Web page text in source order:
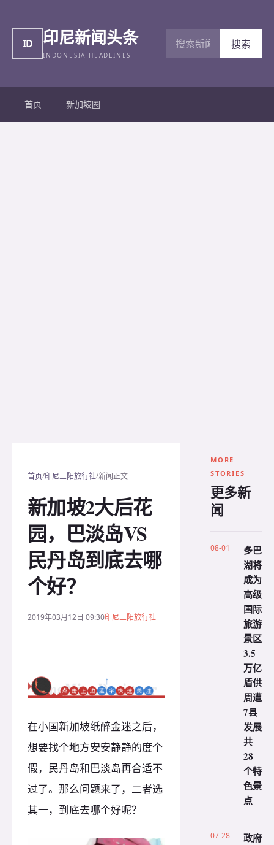
ID 印尼新闻头条
INDONESIA HEADLINES
搜索新闻
搜索
首页 新加坡圈
首页/印尼三阳旅行社/新闻正文
新加坡2大后花
园，巴淡岛VS
民丹岛到底去哪
个好？
2019年03月12日 09:30印尼三阳旅行社
在小国新加坡纸醉金迷之后，
想要找个地方安安静静的度个
假，民丹岛和巴淡岛再合适不
过了。那么问题来了，二者选
其一，到底去哪个好呢？
MORE
STORIES
更多新
闻
08-01
多巴
湖将
成为
高级
国际
旅游
景区
3.5
万亿
盾供
周遭
7县
发展
共
28
个特
色景
点
07-28
政府